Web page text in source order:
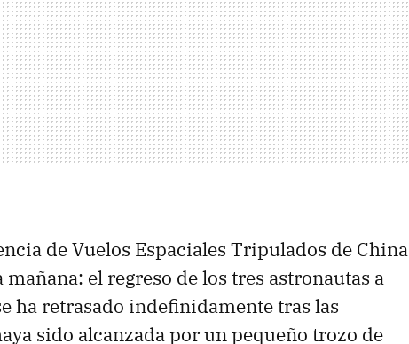
de Vuelos Espaciales Tripulados de China
mañana: el regreso de los tres astronautas a
ha retrasado indefinidamente tras las
sido alcanzada por un pequeño trozo de